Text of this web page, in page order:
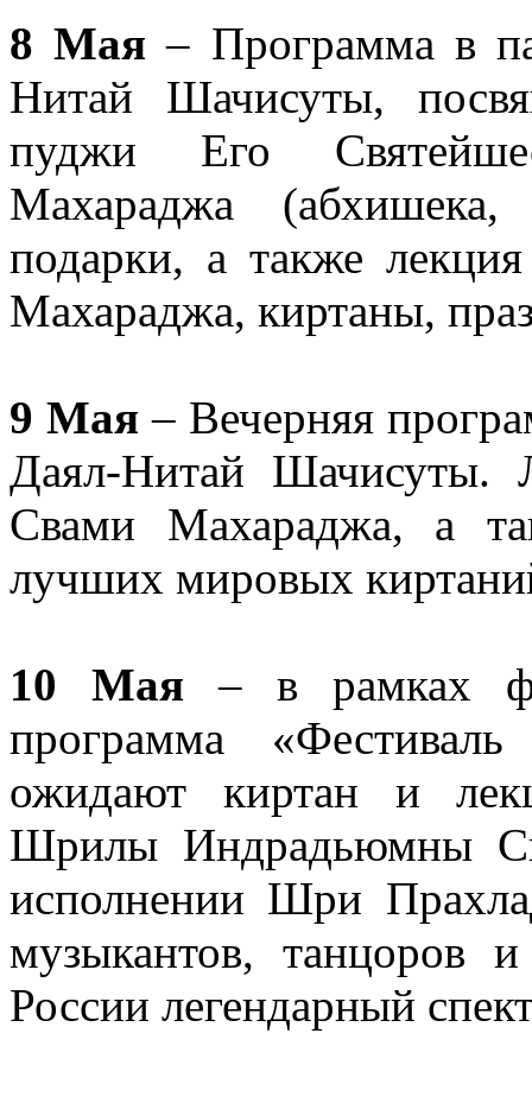
8 Мая – Программа в
Нитай Шачисуты,
пуджи Его
Махараджа
подарки, а также
Махараджа, киртаны,
9 Мая – Вечерняя
Даял-Нитай
Свами Махараджа, а
лучших мировых
10 Мая – в рамках
программа
ожидают киртан и
Шрилы Индрадьюмны
исполнении Шри
музыкантов, танцоров
России легендарный